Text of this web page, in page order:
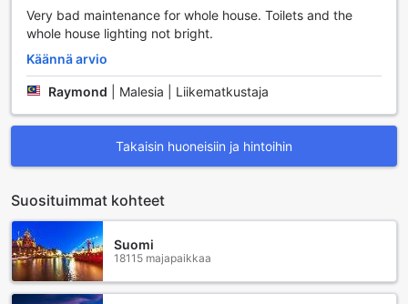
Very bad maintenance for whole house. Toilets and the
whole house lighting not bright.
Käännä arvio
Raymond Malesia | Liikematkustaja
Takaisin huoneisiin ja hintoihin
Suosituimmat kohteet
Suomi
18115 majapaikkaa